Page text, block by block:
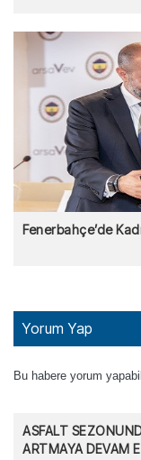
Fenerbahçe’de
Yorum Yap
Bu habere yorum
ASFALT
ARTMAYA DEVAM